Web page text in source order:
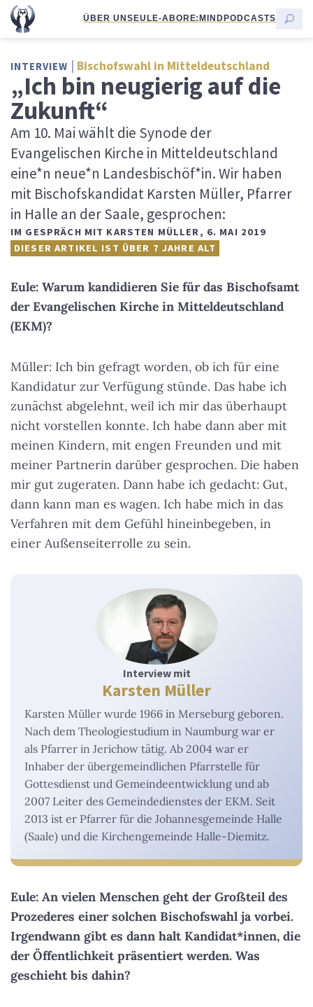
ÜBER UNSEULE-ABORE:MINDPODCASTS
INTERVIEW Bischofswahl in Mitteldeutschland
„Ich bin neugierig auf die
Zukunft“
Am 10. Mai wählt die Synode der
Evangelischen Kirche in Mitteldeutschland
eine*n neue*n Landesbischöf*in. Wir haben
mit Bischofskandidat Karsten Müller, Pfarrer
in Halle an der Saale, gesprochen:
IM GESPRÄCH MIT KARSTEN MÜLLER, 6. MAI 2019
DIESER ARTIKEL IST ÜBER 7 JAHRE ALT
Eule: Warum kandidieren Sie für das Bischofsamt
der Evangelischen Kirche in Mitteldeutschland
(EKM)?
Müller: Ich bin gefragt worden, ob ich für eine
Kandidatur zur Verfügung stünde. Das habe ich
zunächst abgelehnt, weil ich mir das überhaupt
nicht vorstellen konnte. Ich habe dann aber mit
meinen Kindern, mit engen Freunden und mit
meiner Partnerin darüber gesprochen. Die haben
mir gut zugeraten. Dann habe ich gedacht: Gut,
dann kann man es wagen. Ich habe mich in das
Verfahren mit dem Gefühl hineinbegeben, in
einer Außenseiterrolle zu sein.
Interview mit
Karsten Müller
Karsten Müller wurde 1966 in Merseburg geboren.
Nach dem Theologiestudium in Naumburg war er
als Pfarrer in Jerichow tätig. Ab 2004 war er
Inhaber der übergemeindlichen Pfarrstelle für
Gottesdienst und Gemeindeentwicklung und ab
2007 Leiter des Gemeindedienstes der EKM. Seit
2013 ist er Pfarrer für die Johannesgemeinde Halle
(Saale) und die Kirchengemeinde Halle-Diemitz.
Eule: An vielen Menschen geht der Großteil des
Prozederes einer solchen Bischofswahl ja vorbei.
Irgendwann gibt es dann halt Kandidat*innen, die
der Öffentlichkeit präsentiert werden. Was
geschieht bis dahin?